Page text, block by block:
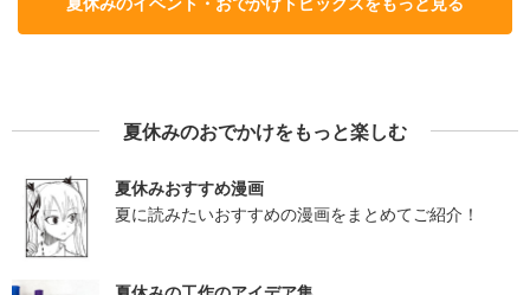
夏休みのおでかけをもっと楽しむ
夏休みおすすめ漫画
夏に読みたいおすすめの漫画をまとめてご紹介！